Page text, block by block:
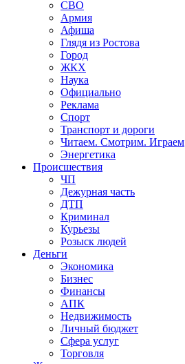
СВО
Армия
Афиша
Глядя из Ростова
Город
ЖКХ
Наука
Официально
Реклама
Спорт
Транспорт и дороги
Читаем. Смотрим. Играем
Энергетика
Происшествия
ЧП
Дежурная часть
ДТП
Криминал
Курьезы
Розыск людей
Деньги
Экономика
Бизнес
Финансы
АПК
Недвижимость
Личный бюджет
Сфера услуг
Торговля